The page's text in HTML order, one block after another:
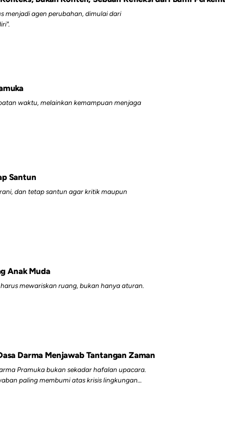
menjadi agen perubahan, dimulai dari
waktu, melainkan kemampuan menjaga
Santun
dan tetap santun agar kritik maupun
Anak Muda
mewariskan ruang, bukan hanya aturan.
Darma Menjawab Tantangan Zaman
Pramuka bukan sekadar hafalan upacara.
paling membumi atas krisis lingkungan